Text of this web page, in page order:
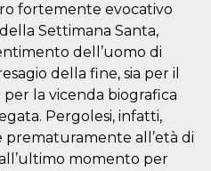
fortemente evocativo
Settimana Santa,
dell’uomo di
della fine, sia per il
la vicenda biografica
Pergolesi, infatti,
prematuramente all’età di
momento per
Storage
type
Descrizione
Session